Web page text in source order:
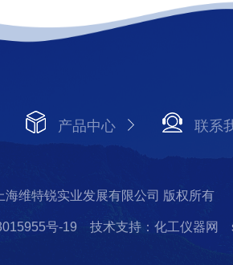
产品中心 联系
维特锐实业发展有限公司 版权所有
号-19 技术支持：化工仪器网